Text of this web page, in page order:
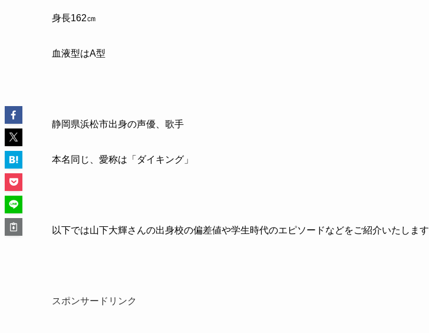
身長162㎝
血液型はA型
静岡県浜松市出身の声優、歌手
本名同じ、愛称は「ダイキング」
以下では山下大輝さんの出身校の偏差値や学生時代のエピソードなどをご紹介いたします
スポンサードリンク